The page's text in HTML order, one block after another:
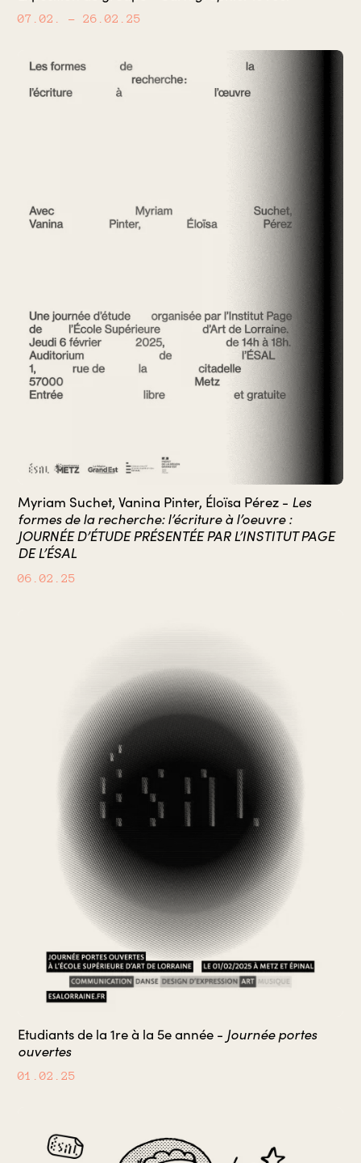
07.02. – 26.02.25
Myriam Suchet, Vanina Pinter, Éloïsa Pérez - Les
formes de la recherche: l’écriture à l’oeuvre :
JOURNÉE D’ÉTUDE PRÉSENTÉE PAR L’INSTITUT PAGE
DE L’ÉSAL
06.02.25
Etudiants de la 1re à la 5e année - Journée portes
ouvertes
01.02.25